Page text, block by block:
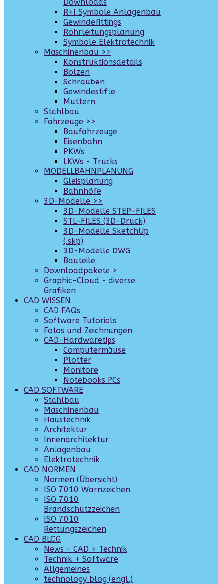
Downloads
R+I Symbole Anlagenbau
Gewindefittings
Rohrleitungsplanung
Symbole Elektrotechnik
Maschinenbau >>
Konstruktionsdetails
Bolzen
Schrauben
Gewindestifte
Muttern
Stahlbau
Fahrzeuge >>
Baufahrzeuge
Eisenbahn
PKWs
LKWs - Trucks
MODELLBAHNPLANUNG
Gleisplanung
Bahnhöfe
3D-Modelle >>
3D-Modelle STEP-FILES
STL-FILES (3D-Druck)
3D-Modelle SketchUp
(.skp)
3D-Modelle DWG
Bauteile
Downloadpakete >
Graphic-Cloud - diverse
Grafiken
CAD WISSEN
CAD FAQs
Software Tutorials
Fotos und Zeichnungen
CAD-Hardwaretips
Computermäuse
Plotter
Monitore
Notebooks PCs
CAD SOFTWARE
Stahlbau
Maschinenbau
Haustechnik
Architektur
Innenarchitektur
Anlagenbau
Elektrotechnik
CAD NORMEN
Normen (Übersicht)
ISO 7010 Warnzeichen
ISO 7010
Brandschutzzeichen
ISO 7010
Rettungszeichen
CAD BLOG
News - CAD + Technik
Technik + Software
Allgemeines
technology blog (engl.)